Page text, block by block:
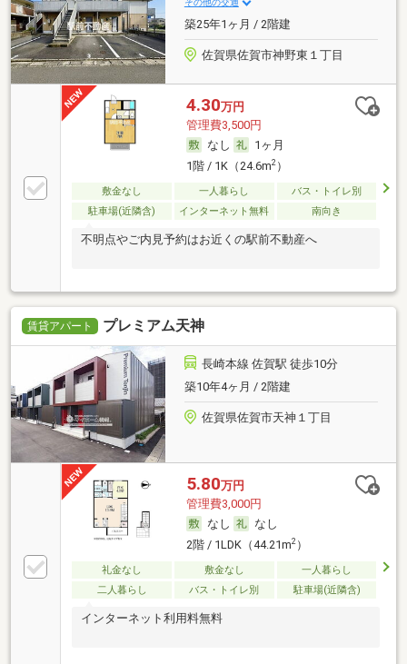
その他の交通
築25年1ヶ月 / 2階建
佐賀県佐賀市神野東１丁目
4.30万円
管理費3,500円
なし
1ヶ月
1階 / 1K（24.6m2）
敷金なし 一人暮らし
バス・トイレ別
駐車場(近隣含)
インターネット無料 南向き
不明点やご内見予約はお近くの駅前不動産へ
賃貸アパート プレミアム天神
長崎本線 佐賀駅 徒歩10分
築10年4ヶ月 / 2階建
佐賀県佐賀市天神１丁目
5.80万円
管理費3,000円
なし
なし
2階 / 1LDK（44.21m2）
礼金なし 敷金なし
一人暮らし
二人暮らし
バス・トイレ別 駐車場(近隣含)
インターネット利用料無料